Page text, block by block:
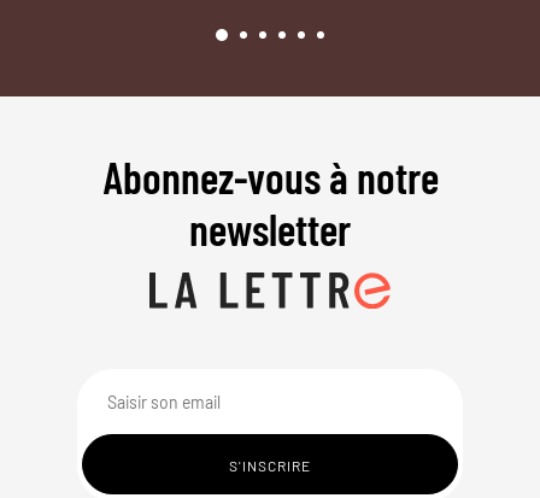
Abonnez-vous à notre
newsletter